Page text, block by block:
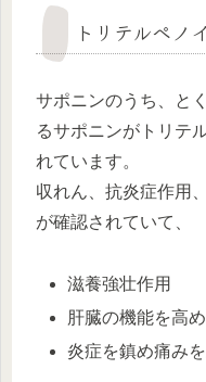
トリテルペノ
サポニンのうち、と
るサポニンがトリテ
れています。
収れん、抗炎症作用
が確認されていて、
滋養強壮作用
肝臓の機能を高
炎症を鎮め痛み